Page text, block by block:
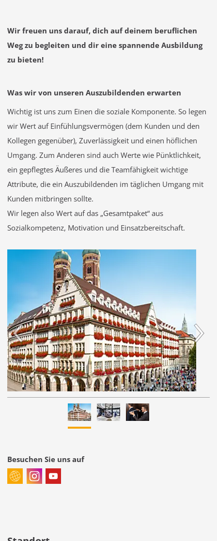
Wir freuen uns darauf, dich auf deinem beruflichen
Weg zu begleiten und dir eine spannende Ausbildung
zu bieten!
Was wir von unseren Auszubildenden erwarten
Wichtig ist uns zum Einen die soziale Komponente. So legen
wir Wert auf Einfühlungsvermögen (dem Kunden und den
Kollegen gegenüber), Zuverlässigkeit und einen höflichen
Umgang. Zum Anderen sind auch Werte wie Pünktlichkeit,
ein gepflegtes Äußeres und die Teamfähigkeit wichtige
Attribute, die ein Auszubildenden im täglichen Umgang mit
Kunden mitbringen sollte.
Wir legen also Wert auf das „Gesamtpaket“ aus
Sozialkompetenz, Motivation und Einsatzbereitschaft.
Besuchen Sie uns auf